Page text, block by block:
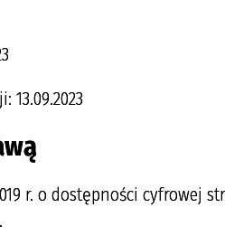
: 13.09.2023
r. o dostępności cyfrowej